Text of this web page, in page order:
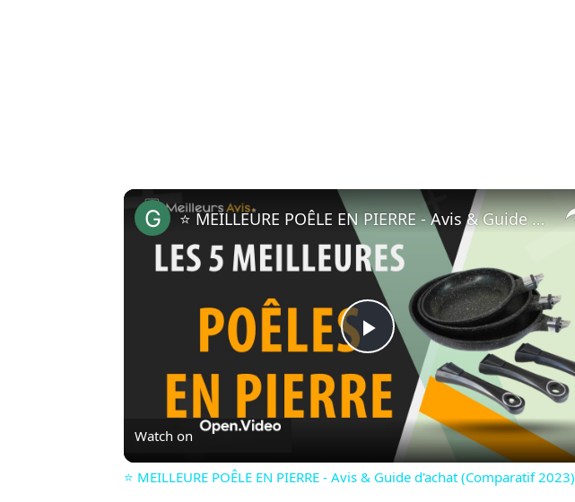
Play
Video
⭐️ MEILLEURE POÊLE EN PIERRE - Avis & Guide d'achat (Comparatif 2023)
Watch on
⭐️ MEILLEURE POÊLE EN PIERRE - Avis & Guide d'achat (Comparatif 2023)